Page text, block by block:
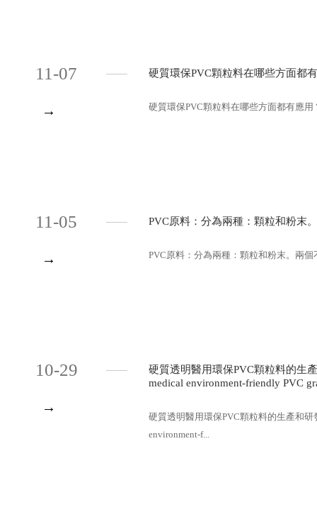
11-07
→
硬質環保PVC顆粒料在哪些方面都
硬質環保PVC顆粒料在哪些方面都有應
11-05
→
PVC原料：分為兩種：顆粒和粉末
PVC原料：分為兩種：顆粒和粉末。兩
10-29
→
硬質透明醫用環保PVC顆粒料的生
medical environment-friendly PVC
硬質透明醫用環保PVC顆粒料的生產和研
environment-f...